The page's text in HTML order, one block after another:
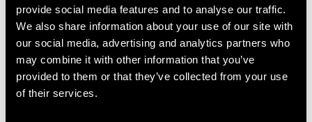
provide social media features and to analyse our traffic.
We also share information about your use of our site with
our social media, advertising and analytics partners who
may combine it with other information that you’ve
provided to them or that they’ve collected from your use
of their services.
Produktinformation
God måtte at lægge under fx et traume;nbsp;Mætten
rulles let ud og baring;de dæmper lyden fra maskinen
og mindsker risikoen for fouml;r skader afskæring;